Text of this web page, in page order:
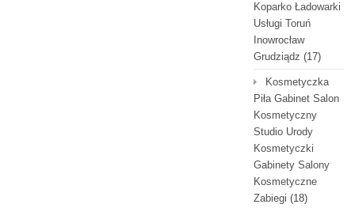
Koparko Ładowarki
Usługi Toruń
Inowrocław
Grudziądz (17)
Kosmetyczka
Piła Gabinet Salon
Kosmetyczny
Studio Urody
Kosmetyczki
Gabinety Salony
Kosmetyczne
Zabiegi (18)